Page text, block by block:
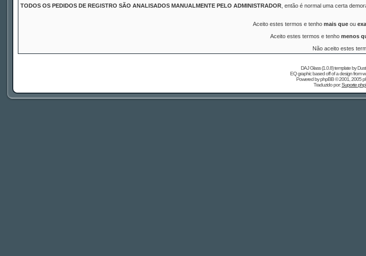
TODOS OS PEDIDOS DE REGISTRO SÃO ANALISADOS MANUALMENTE PELO ADMINISTRADOR , então é normal uma certa
Aceito estes termos e tenho mais que ou
Aceito estes termos e tenho menos
Não aceito estes
DAJ Glass (1.0.8) template by
EQ graphic based off of a design from
Powered byphpBB© 2001, 2005
Traduzido por:Suporte